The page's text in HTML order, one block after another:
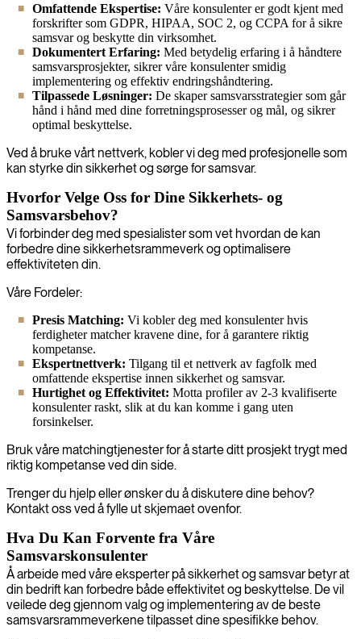
Omfattende Ekspertise: Våre konsulenter er godt kjent med
forskrifter som GDPR, HIPAA, SOC 2, og CCPA for å sikre
samsvar og beskytte din virksomhet.
Dokumentert Erfaring: Med betydelig erfaring i å håndtere
samsvarsprosjekter, sikrer våre konsulenter smidig
implementering og effektiv endringshåndtering.
Tilpassede Løsninger: De skaper samsvarsstrategier som går
hånd i hånd med dine forretningsprosesser og mål, og sikrer
optimal beskyttelse.
Ved å bruke vårt nettverk, kobler vi deg med profesjonelle som
kan styrke din sikkerhet og sørge for samsvar.
Hvorfor Velge Oss for Dine Sikkerhets- og
Samsvarsbehov?
Vi forbinder deg med spesialister som vet hvordan de kan
forbedre dine sikkerhetsrammeverk og optimalisere
effektiviteten din.
Våre Fordeler:
Presis Matching: Vi kobler deg med konsulenter hvis
ferdigheter matcher kravene dine, for å garantere riktig
kompetanse.
Ekspertnettverk: Tilgang til et nettverk av fagfolk med
omfattende ekspertise innen sikkerhet og samsvar.
Hurtighet og Effektivitet: Motta profiler av 2-3 kvalifiserte
konsulenter raskt, slik at du kan komme i gang uten
forsinkelser.
Bruk våre matchingtjenester for å starte ditt prosjekt trygt med
riktig kompetanse ved din side.
Trenger du hjelp eller ønsker du å diskutere dine behov?
Kontakt oss ved å fylle ut skjemaet ovenfor.
Hva Du Kan Forvente fra Våre
Samsvarskonsulenter
Å arbeide med våre eksperter på sikkerhet og samsvar betyr at
din bedrift kan forbedre både effektivitet og beskyttelse. De vil
veilede deg gjennom valg og implementering av de beste
samsvarsrammeverkene tilpasset dine spesifikke behov.